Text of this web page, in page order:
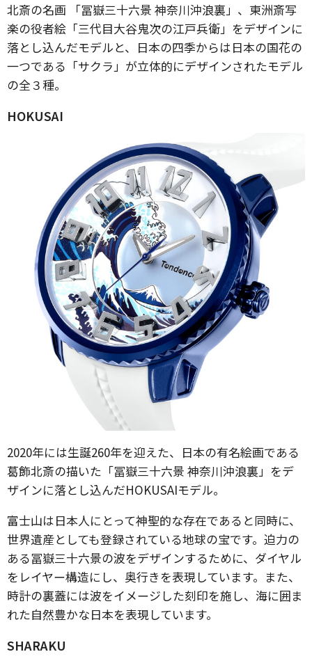
北斎の名画 「冨嶽三十六景 神奈川沖浪裏」、東洲斎写
楽の役者絵「三代目大谷鬼次の江戸兵衛」をデザインに
落とし込んだモデルと、日本の四季からは日本の国花の
一つである「サクラ」が立体的にデザインされたモデル
の全３種。
HOKUSAI
2020年には生誕260年を迎えた、日本の有名絵画である
葛飾北斎の描いた「冨嶽三十六景 神奈川沖浪裏」をデ
ザインに落とし込んだHOKUSAIモデル。
富士山は日本人にとって神聖的な存在であると同時に、
世界遺産としても登録されている地球の宝です。迫力の
ある冨嶽三十六景の波をデザインするために、ダイヤル
をレイヤー構造にし、奥行きを表現しています。また、
時計の裏蓋には波をイメージした刻印を施し、海に囲ま
れた自然豊かな日本を表現しています。
SHARAKU